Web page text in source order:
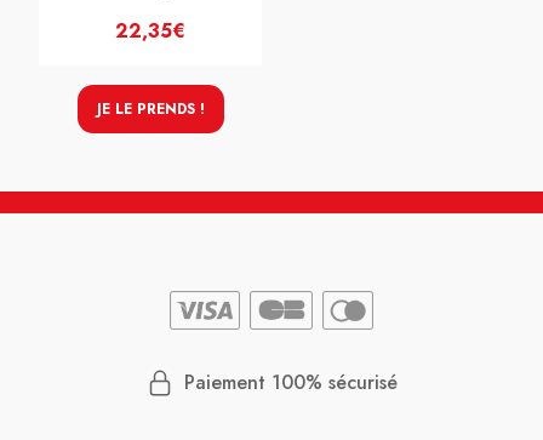
22,35€
JE LE PRENDS !
Paiement 100% sécurisé